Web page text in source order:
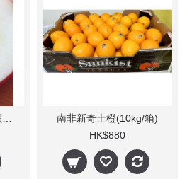
南非新奇士橙(10kg/箱)
HK$880